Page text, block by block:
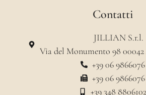
Contatti
JILLIAN S.r.l.
Via del Monumento 98
+39 06 9866076
+39 06 9866076
+39 348 8806102